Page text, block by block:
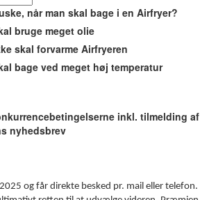
når man skal bage i en Airfryer?
bruge meget olie
skal forvarme Airfryeren
bage ved meget høj temperatur
inkl. tilmelding af
nyhedsbrev
og får direkte besked pr. mail eller telefon.